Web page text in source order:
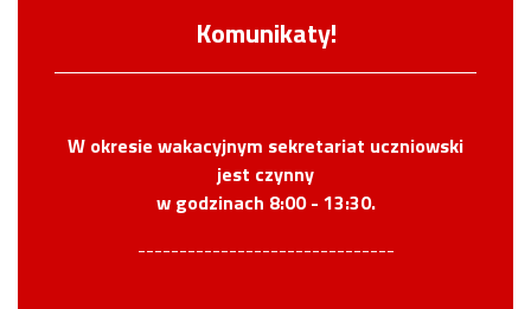
Komunikaty!
W okresie wakacyjnym sekretariat uczniowski
jest czynny
w godzinach 8:00 - 13:30.
-------------------------------